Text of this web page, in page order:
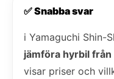
✅ Snabba svar
i Yamaguchi Shin-
jämföra hyrbil
visar priser och